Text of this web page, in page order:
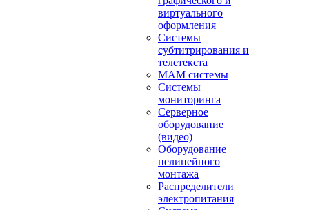
виртуального
оформления
Системы
субтитрирования и
телетекста
MAM системы
Системы
мониторинга
Серверное
оборудование
(видео)
Оборудование
нелинейного
монтажа
Распределители
электропитания